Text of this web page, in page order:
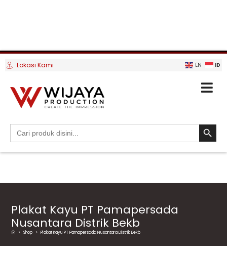
Lokasi Kami EN ID
Search
for:
SEARCH
Plakat Kayu PT Pamapersada
Nusantara Distrik Bekb
> Shop > Plakat Kayu PT Pamapersada Nusantara Distrik Bekb